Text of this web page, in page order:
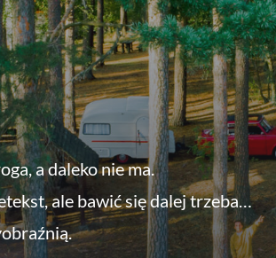
a daleko nie ma.
ale bawić się dalej trzeba…